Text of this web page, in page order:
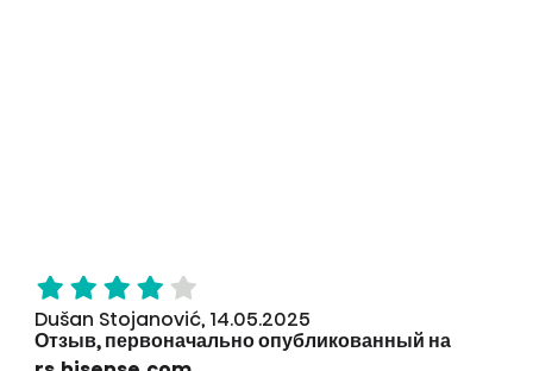
Dušan Stojanović, 14.05.2025
Отзыв, первоначально опубликованный на